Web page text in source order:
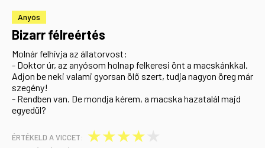
Anyós
Bizarr félreértés
Molnár felhívja az állatorvost:
- Doktor úr, az anyósom holnap felkeresi önt a macskánkkal.
Adjon be neki valami gyorsan ölő szert, tudja nagyon öreg már
szegény!
- Rendben van. De mondja kérem, a macska hazatalál majd
egyedül?
ÉRTÉKELD A VICCET: ★
★
★
★